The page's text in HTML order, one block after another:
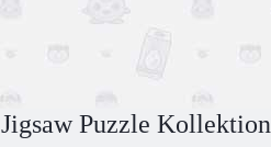
Puzzle Kollektion